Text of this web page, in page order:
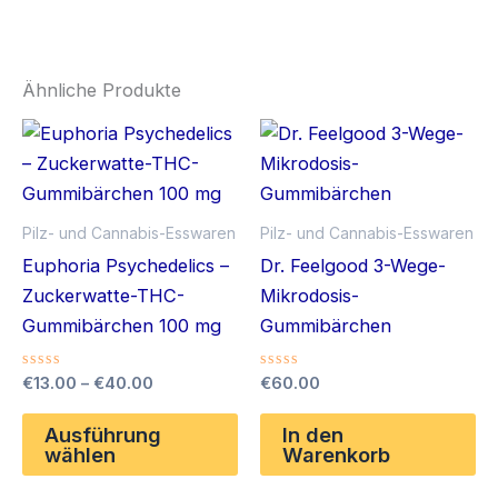
Ähnliche Produkte
Pilz- und Cannabis-Esswaren
Euphoria Psychedelics –
Zuckerwatte-THC-
Gummibärchen 100 mg
Bewertet
0
von
€13.00 – €40.00 Preisspanne:
€40.00
Ausführung
wählen
Dieses
Produkt
weist
Pilz- und Cannabis-Esswaren
Dr. Feelgood 3-Wege-
Mikrodosis-
Gummibärchen
Bewertet
0
von
€60.00
In den
Warenkorb